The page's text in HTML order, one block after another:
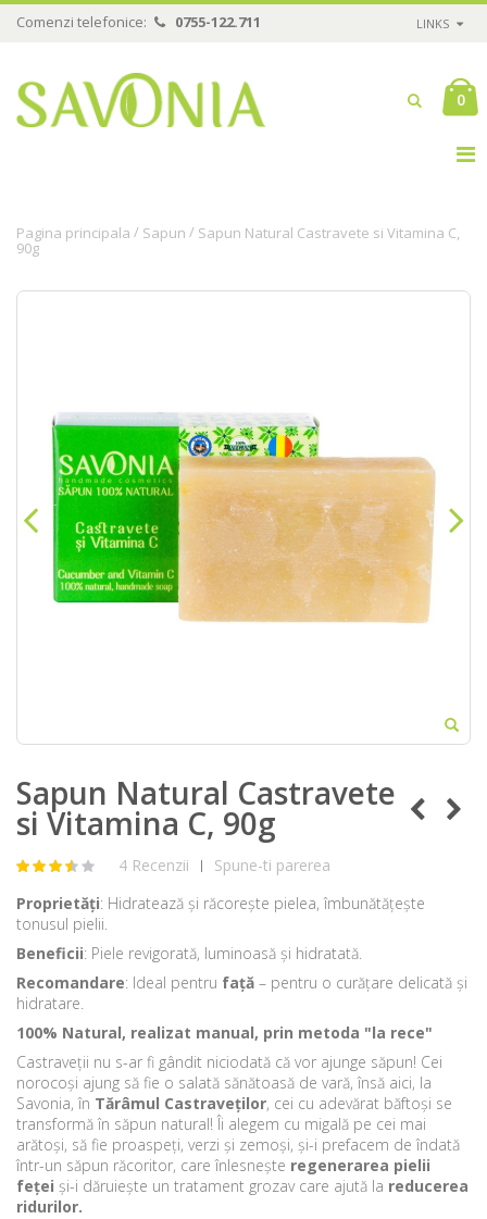
Comenzi telefonice: 0755-122.711 LINKS
0
Pagina principala / Sapun / Sapun Natural Castravete si Vitamina C,
90g
Sapun Natural Castravete
si Vitamina C, 90g
4 Recenzii |
Spune-ti parerea
Proprietăți: Hidratează și răcorește pielea, îmbunătățește
tonusul pielii.
Beneficii: Piele revigorată, luminoasă și hidratată.
Recomandare: Ideal pentru față – pentru o curățare delicată și
hidratare.
100% Natural, realizat manual, prin metoda "la rece"
Castraveții nu s-ar fi gândit niciodată că vor ajunge săpun! Cei
norocoși ajung să fie o salată sănătoasă de vară, însă aici, la
Savonia, în Tărâmul Castraveților, cei cu adevărat băftoși se
transformă în săpun natural! Îi alegem cu migală pe cei mai
arătoși, să fie proaspeți, verzi și zemoși, și-i prefacem de îndată
într-un săpun răcoritor, care înlesnește regenerarea pielii
feței și-i dăruiește un tratament grozav care ajută la reducerea
ridurilor.